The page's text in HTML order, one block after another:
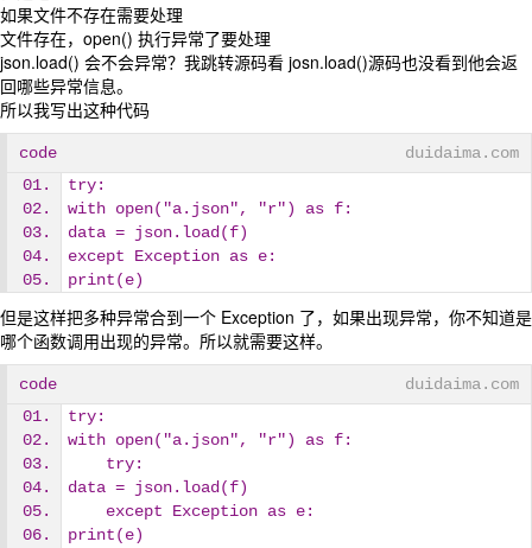
如果文件不存在需要处理
文件存在，open() 执行异常了要处理
json.load() 会不会异常？我跳转源码看 josn.load()源码也没看到他会返
回哪些异常信息。
所以我写出这种代码
code
duidaima.com
try:
with open("a.json", "r") as f:
data = json.load(f)
except Exception as e:
print(e)
但是这样把多种异常合到一个 Exception 了，如果出现异常，你不知道是
哪个函数调用出现的异常。所以就需要这样。
code
duidaima.com
try:
with open("a.json", "r") as f:
    try:
data = json.load(f)
    except Exception as e:
print(e)